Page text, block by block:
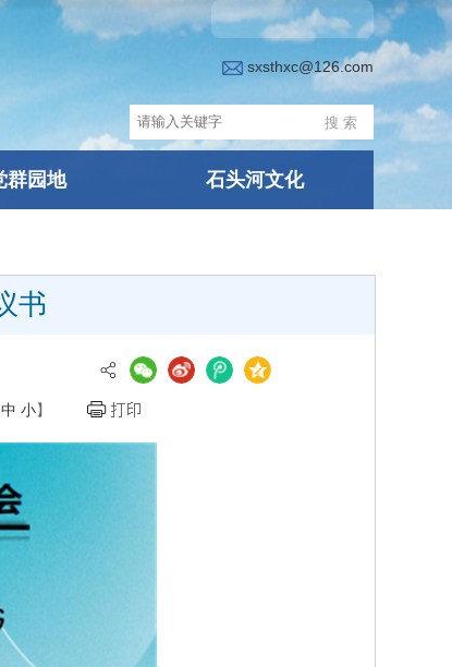
sxsthxc@126.com
群园地 石头河文化
书
中 小】